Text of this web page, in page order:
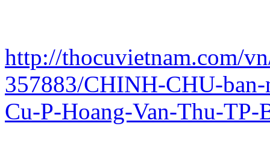
http://thocuvietnam.com/
357883/CHINH-CHU-
Cu-P-Hoang-Van-Thu-TP-